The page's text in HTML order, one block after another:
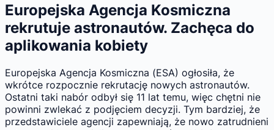
Europejska Agencja Kosmiczna
rekrutuje astronautów. Zachęca do
aplikowania kobiety
Europejska Agencja Kosmiczna (ESA) ogłosiła, że
wkrótce rozpocznie rekrutację nowych astronautów.
Ostatni taki nabór odbył się 11 lat temu, więc chętni nie
powinni zwlekać z podjęciem decyzji. Tym bardziej, że
przedstawiciele agencji zapewniają, że nowo zatrudnieni